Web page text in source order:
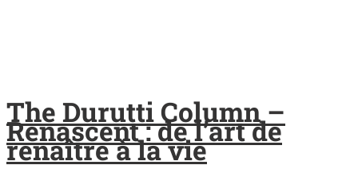
The Durutti Column –
Renascent : de l’art de
renaître à la vie